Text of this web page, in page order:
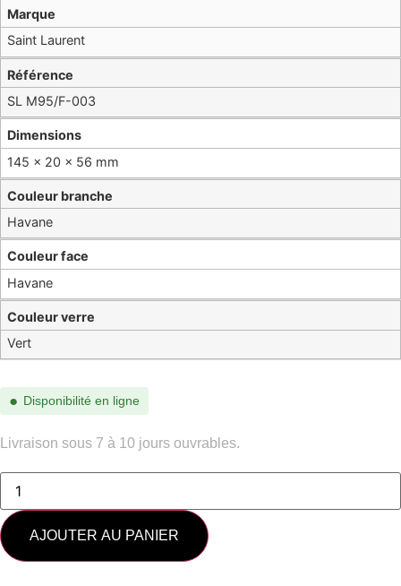
Référence
SL M95/F-003
Dimensions
145 × 20 × 56 mm
Couleur branche
Havane
Couleur face
Havane
Couleur verre
Vert
Marque
Saint Laurent
● Disponibilité en ligne
Livraison sous 7 à 10 jours ouvrables.
quantité
SL
M95/F-
003
AJOUTER AU PANIER